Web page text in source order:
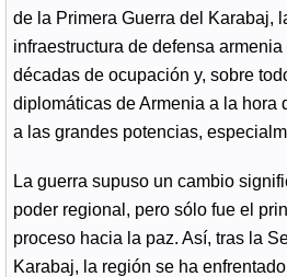
de la Primera Guerra del Karabaj,
infraestructura de defensa
décadas de ocupación y, sobre
diplomáticas de Armenia a la hora
a las grandes potencias,
La guerra supuso un cambio
poder regional, pero sólo fue el
proceso hacia la paz. Así, tras la
Karabaj, la región se ha